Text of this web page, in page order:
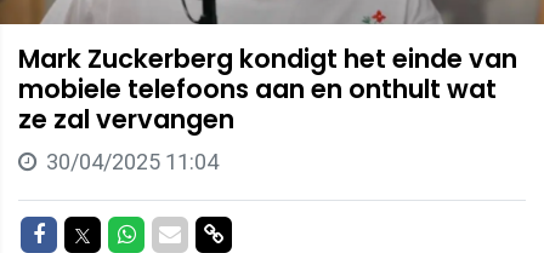
Mark Zuckerberg kondigt het einde van
mobiele telefoons aan en onthult wat
ze zal vervangen
30/04/2025 11:04
Delen op Facebook
Delen op Twitter
Delen op Whatsapp
Delen via Mail
Delen via link